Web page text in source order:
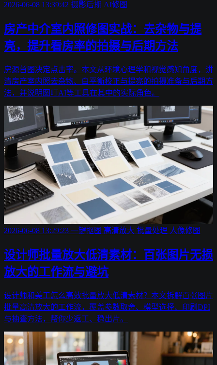
2026-06-08 13:39:42 摄影后期 AI修图
房产中介室内照修图实战：去杂物与提
亮，提升看房率的拍摄与后期方法
房源首图决定点击率。本文从环境心理学和视觉感知角度，讲
清房产室内照去杂物、白平衡校正与提亮的拍摄准备与后期方
法，并说明图叮AI等工具在其中的实际角色。
2026-06-08 13:29:23 一键抠图 高清放大 批量处理 人像修图
设计师批量放大低清素材：百张图片无损
放大的工作流与避坑
设计师和美工怎么高效批量放大低清素材？本文拆解百张图片
批量高清放大的工作流，覆盖参数取舍、模型选择、印刷DPI
与抽查方法，帮你少返工、稳出片。